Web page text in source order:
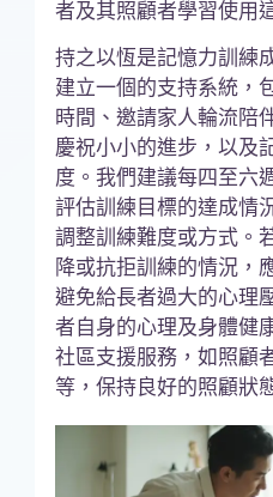
者及其照顧者學習使用
持之以恆是記憶力訓練
建立一個的支持系統，
時間、邀請家人輪流陪
慶祝小小的進步，以及
度。我們建議每四至六
評估訓練目標的達成情
調整訓練難度或方式。
降或抗拒訓練的情況，
避免給長者過大的心理
者自身的心理及身體健
社區支援服務，如照顧
等，保持良好的照顧狀